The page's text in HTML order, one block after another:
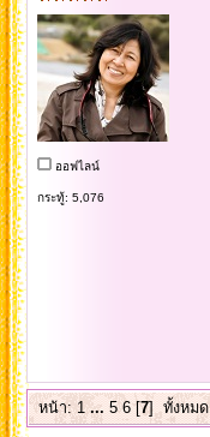
ออฟไลน์
กระทู้: 5,076
หน้า:1 ... 5 6[7] ทั้งหมด